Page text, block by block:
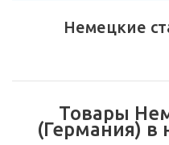
Немецкие
Товары
(Германия) в